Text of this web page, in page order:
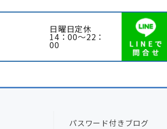
日曜日定休
14：00～22：
00
パスワード付きブログ